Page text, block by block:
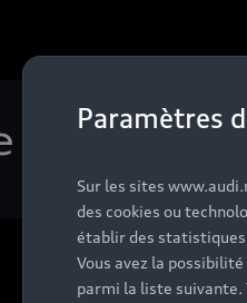
success
Paramètres
Sur les sites
des cookies ou
établir des statistiques
Vous avez la
parmi la liste